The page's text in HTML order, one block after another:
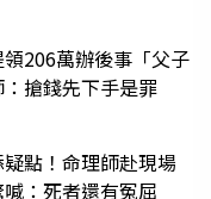
206萬辦後事「父子
搶錢先下手是罪
點！命理師赴現場
：死者還有冤屈